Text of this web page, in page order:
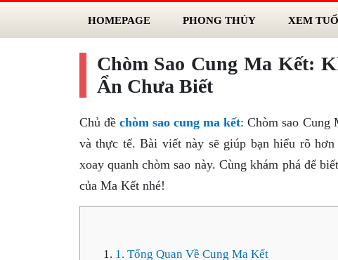
HOMEPAGE PHONG THỦY XEM
Chòm Sao Cung Ma Kết:
Ẩn Chưa Biết
Chủ đề chòm sao cung ma kết: Chòm sao Cung
và thực tế. Bài viết này sẽ giúp bạn hiểu rõ
xoay quanh chòm sao này. Cùng khám phá để
của Ma Kết nhé!
1. Tổng Quan Về Cung Ma Kết